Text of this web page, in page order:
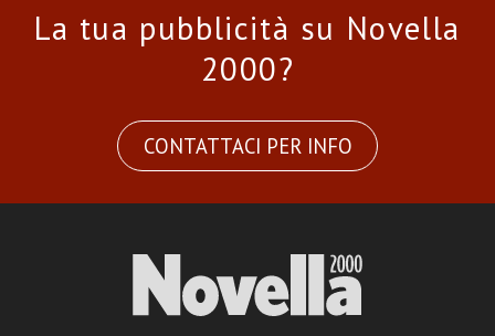
La tua pubblicità su Novella
2000?
CONTATTACI PER INFO